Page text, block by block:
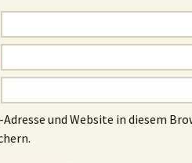
und Website in diesem